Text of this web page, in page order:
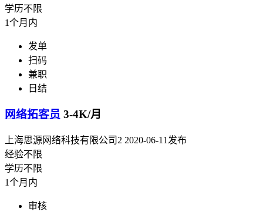
学历不限
1个月内
发单
扫码
兼职
日结
网络拓客员 3-4K/月
上海思源网络科技有限公司2 2020-06-11发布
经验不限
学历不限
1个月内
审核